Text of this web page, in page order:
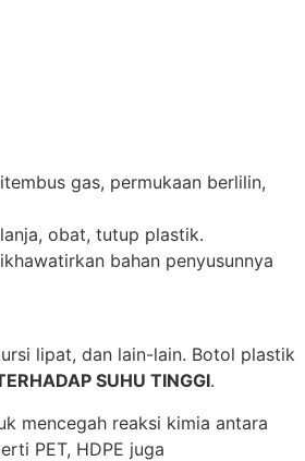
gas, permukaan berlilin,
obat, tutup plastik.
bahan penyusunnya
lipat, dan lain-lain. Botol plastik
SUHU TINGGI.
mencegah reaksi kimia antara
PET, HDPE juga